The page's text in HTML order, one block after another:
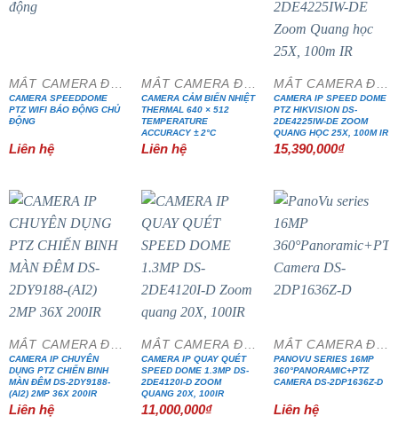
CAMERA SPEEDDOME
PTZ WIFI BÁO ĐỘNG CHỦ
ĐỘNG
Liên hệ
CAMERA CẢM BIẾN NHIỆT
THERMAL 640 × 512
TEMPERATURE
ACCURACY ± 2°C
Liên hệ
CAMERA IP SPEED DOME
PTZ HIKVISION DS-
2DE4225IW-DE ZOOM
QUANG HỌC 25X, 100M IR
15,390,000₫
CAMERA IP CHUYÊN
DỤNG PTZ CHIẾN BINH
MÀN ĐÊM DS-2DY9188-
(AI2) 2MP 36X 200IR
Liên hệ
CAMERA IP QUAY QUÉT
SPEED DOME 1.3MP DS-
2DE4120I-D ZOOM
QUANG 20X, 100IR
11,000,000₫
PANOVU SERIES 16MP
360°PANORAMIC+PTZ
CAMERA DS-2DP1636Z-D
Liên hệ